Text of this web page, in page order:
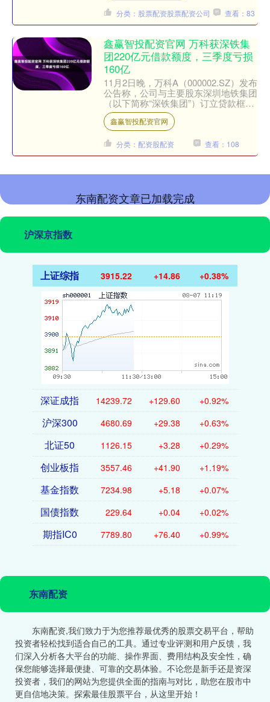
分类：股票配资股票配资公司 查看：83
鑫赢智投配资官网 万科获深铁集
团220亿元借款额度，三季度亏损
160亿
11月2日晚，万科A（000002.SZ）发布
公告称，公司与主要股东深圳地铁集团
（以下简称“深铁集团”）订立贷款框架
协议，据此，深铁集团同意向公司提供
本金总额最....
鑫赢智投配资官网
分类：配资股配资 查看：108
东南配资文章已加载完成
沪深京指数
上证综指 3915.22 +14.86 +0.38%
深证成指 14239.72 +129.60 +0.92%
沪深300 4680.69 +29.38 +0.63%
北证50 1126.15 +3.28 +0.29%
创业板指 3557.46 +41.90 +1.19%
基金指数 7234.98 +5.18 +0.07%
国债指数 229.64 +0.04 +0.02%
期指IC0 7789.80 +76.40 +0.99%
东南配资
东南配资,我们致力于为您推荐最优秀的股票交易平台，帮助
投资者轻松找到适合自己的工具。通过专业评测和用户反馈，我
们深入分析各大平台的功能、操作界面、费用结构及安全性，确
保您能够选择最便捷、可靠的交易体验。不论您是新手还是资深
投资者，我们的网站为您提供全面的指南与对比，助您在股市中
更自信地决策。探索最佳股票平台，从这里开始！